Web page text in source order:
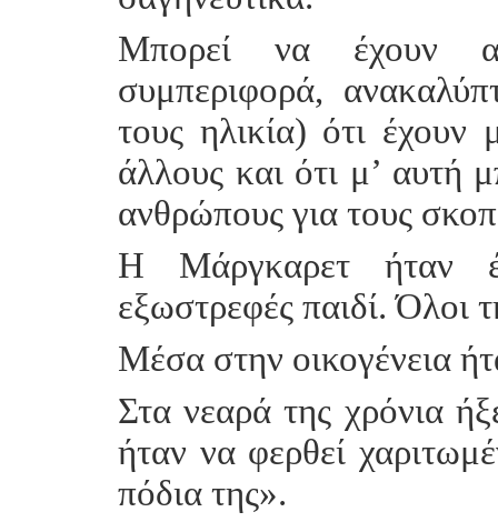
Μπορεί να έχουν
συμπεριφορά,
τους ηλικία) ότι έχουν
άλλους και ότι μ’ αυτή
ανθρώπους για τους
Η Μάργκαρετ ήταν
εξωστρεφές παιδί. Όλοι
Μέσα στην οικογένεια
Στα νεαρά της χρόνια
ήταν να φερθεί
πόδια της».